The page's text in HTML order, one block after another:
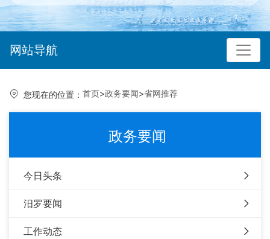
网站导航
您现在的位置： 首页>政务要闻>省网推荐
政务要闻
今日头条
汨罗要闻
工作动态